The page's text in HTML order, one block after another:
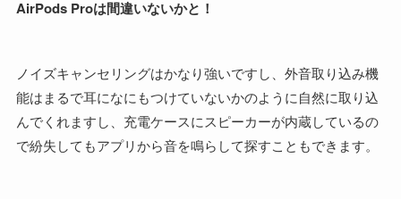
AirPods Proは間違いないかと！
ノイズキャンセリングはかなり強いですし、外音取り込み機
能はまるで耳になにもつけていないかのように自然に取り込
んでくれますし、充電ケースにスピーカーが内蔵しているの
で紛失してもアプリから音を鳴らして探すこともできます。